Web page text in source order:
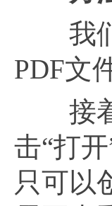
我们
PDF文
接着
击“打
只可以